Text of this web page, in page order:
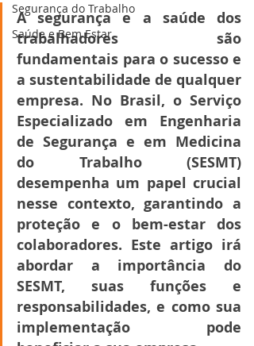
Segurança do Trabalho
Saúde e Bem Estar
A segurança e a saúde dos
trabalhadores são
fundamentais para o sucesso e
a sustentabilidade de qualquer
empresa. No Brasil, o Serviço
Especializado em Engenharia
de Segurança e em Medicina
do Trabalho (SESMT)
desempenha um papel crucial
nesse contexto, garantindo a
proteção e o bem-estar dos
colaboradores. Este artigo irá
abordar a importância do
SESMT, suas funções e
responsabilidades, e como sua
implementação pode